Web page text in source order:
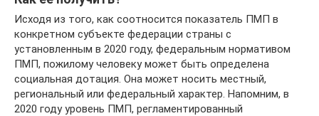
Исходя из того, как соотносится показатель ПМП в
конкретном субъекте федерации страны с
установленным в 2020 году, федеральным нормативом
ПМП, пожилому человеку может быть определена
социальная дотация. Она может носить местный,
региональный или федеральный характер. Напомним, в
2020 году уровень ПМП, регламентированный